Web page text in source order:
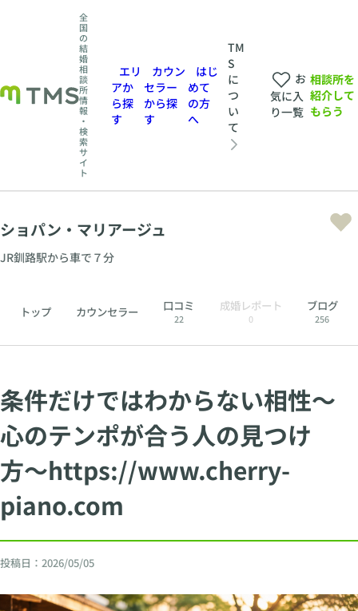
全
国
の
結
婚
相
談
所
情
報
・
検
索
サ
イ
ト
エリ
アか
ら探
す
カウン
セラー
から探
す
はじ
めて
の方
へ
TM
S
に
つ
い
て
お
気に入
り一覧
相談所を
紹介して
もらう
ショパン・マリアージュ
JR釧路駅から車で７分
トップ カウンセラー 口コミ
22
成婚レポート
0
ブログ
256
条件だけではわからない相性〜
心のテンポが合う人の見つけ
方〜https://www.cherry-
piano.com
投稿日： 2026/05/05